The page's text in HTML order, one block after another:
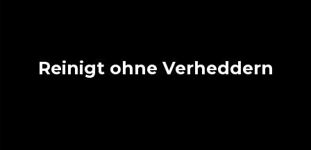
Reinigt ohne Verheddern